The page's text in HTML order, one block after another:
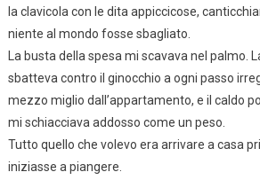
la clavicola con le dita appiccicose,
niente al mondo fosse sbagliato.
La busta della spesa mi scavava nel palmo.
sbatteva contro il ginocchio a ogni passo
mezzo miglio dall’appartamento, e il caldo
mi schiacciava addosso come un peso.
Tutto quello che volevo era arrivare a casa
iniziasse a piangere.